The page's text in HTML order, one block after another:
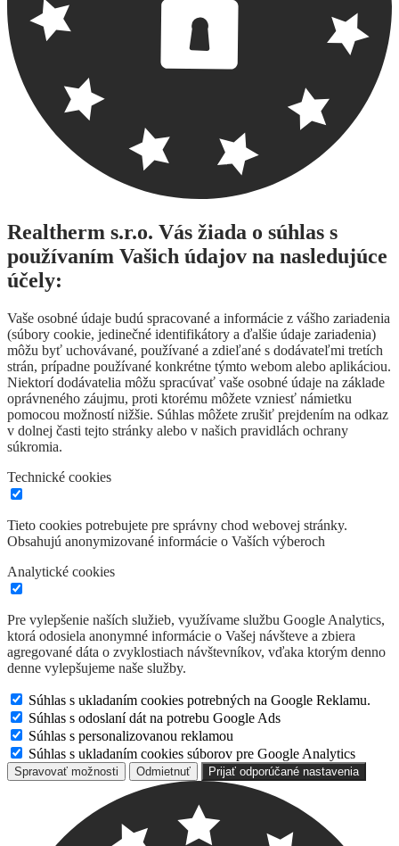
Realtherm s.r.o. Vás žiada o súhlas s
používaním Vašich údajov na nasledujúce
účely:
Vaše osobné údaje budú spracované a informácie z vášho zariadenia
(súbory cookie, jedinečné identifikátory a ďalšie údaje zariadenia)
môžu byť uchovávané, používané a zdieľané s dodávateľmi tretích
strán, prípadne používané konkrétne týmto webom alebo aplikáciou.
Niektorí dodávatelia môžu spracúvať vaše osobné údaje na základe
oprávneného záujmu, proti ktorému môžete vzniesť námietku
pomocou možností nižšie. Súhlas môžete zrušiť prejdením na odkaz
v dolnej časti tejto stránky alebo v našich pravidlách ochrany
súkromia.
Technické cookies
Tieto cookies potrebujete pre správny chod webovej stránky.
Obsahujú anonymizované informácie o Vaších výberoch
Analytické cookies
Pre vylepšenie naších služieb, využívame službu Google Analytics,
ktorá odosiela anonymné informácie o Vašej návšteve a zbiera
agregované dáta o zvyklostiach návštevníkov, vďaka ktorým denno
denne vylepšujeme naše služby.
Súhlas s ukladaním cookies potrebných na Google Reklamu.
Súhlas s odoslaní dát na potrebu Google Ads
Súhlas s personalizovanou reklamou
Súhlas s ukladaním cookies súborov pre Google Analytics
Spravovať možnosti Odmietnuť Prijať odporúčané nastavenia